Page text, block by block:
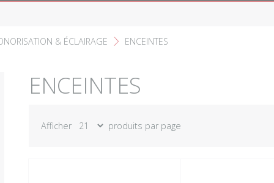
Guitares enfants
& ÉCLAIRAGE F ENCEINTES
ENCEINTES
Afficher produits par page